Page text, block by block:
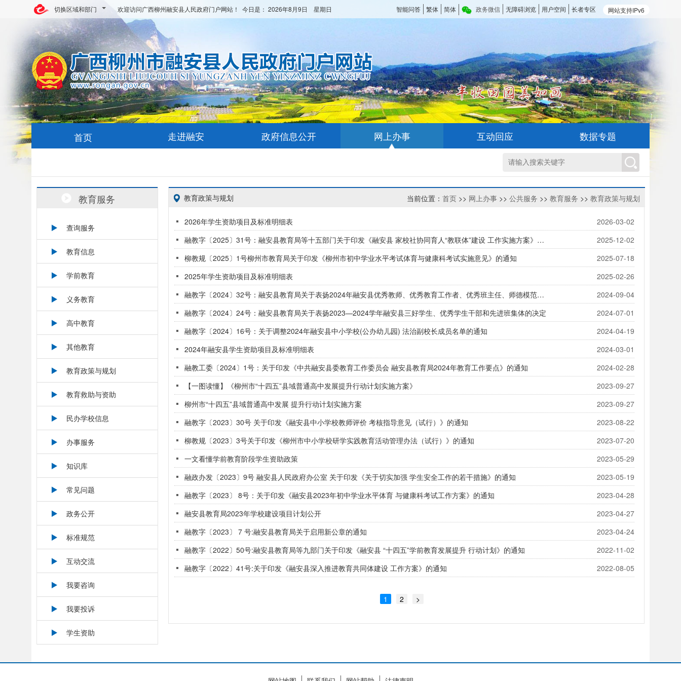
切换区域和部门 网站支持IPv6
智能问答 繁体 简体 政务微信 无障碍浏览 用户空间 长者专区
欢迎访问广西柳州融安县人民政府门户网站！ 今日是： 2026年8月9日 星期日
首页 走进融安 政府信息公开 网上办事 互动回应 数据专题
教育服务
查询服务
教育信息
学前教育
义务教育
高中教育
其他教育
教育政策与规划
教育救助与资助
民办学校信息
办事服务
知识库
常见问题
政务公开
标准规范
互动交流
我要咨询
我要投诉
学生资助
教育政策与规划 当前位置： 首页 >> 网上办事 >> 公共服务 >> 教育服务 >> 教育政策与规划
2026年学生资助项目及标准明细表
2026-03-02
融教字〔2025〕31号：融安县教育局等十五部门关于印发《融安县 家校社协同育人“教联体”建设 工作实施方案》的通知
2025-12-02
柳教规〔2025〕1号柳州市教育局关于印发《柳州市初中学业水平考试体育与健康科考试实施意见》的通知
2025-07-18
2025年学生资助项目及标准明细表
2025-02-26
融教字〔2024〕32号：融安县教育局关于表扬2024年融安县优秀教师、优秀教育工作者、优秀班主任、师德模范、优秀支教轮岗教师、优秀责任督学、教育改革先锋的通知
2024-09-04
融教字〔2024〕24号：融安县教育局关于表扬2023—2024学年融安县三好学生、优秀学生干部和先进班集体的决定
2024-07-01
融教字〔2024〕16号：关于调整2024年融安县中小学校(公办幼儿园) 法治副校长成员名单的通知
2024-04-19
2024年融安县学生资助项目及标准明细表
2024-03-01
融教工委〔2024〕1号：关于印发《中共融安县委教育工作委员会 融安县教育局2024年教育工作要点》的通知
2024-02-28
【一图读懂】《柳州市“十四五”县域普通高中发展提升行动计划实施方案》
2023-09-27
柳州市“十四五”县域普通高中发展 提升行动计划实施方案
2023-09-27
融教字〔2023〕30号 关于印发《融安县中小学校教师评价 考核指导意见（试行）》的通知
2023-08-22
柳教规〔2023〕3号关于印发《柳州市中小学校研学实践教育活动管理办法（试行）》的通知
2023-07-20
一文看懂学前教育阶段学生资助政策
2023-05-29
融政办发〔2023〕9号 融安县人民政府办公室 关于印发《关于切实加强 学生安全工作的若干措施》的通知
2023-05-19
融教字〔2023〕 8号：关于印发《融安县2023年初中学业水平体育 与健康科考试工作方案》的通知
2023-04-28
融安县教育局2023年学校建设项目计划公开
2023-04-27
融教字〔2023〕 7 号:融安县教育局关于启用新公章的通知
2023-04-24
融教字〔2022〕50号:融安县教育局等九部门关于印发《融安县 “十四五”学前教育发展提升 行动计划》的通知
2022-11-02
融教字〔2022〕41号:关于印发《融安县深入推进教育共同体建设 工作方案》的通知
2022-08-05
1 2 >